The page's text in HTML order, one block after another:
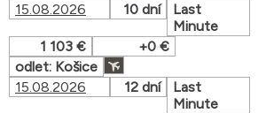
15.08.2026
10 dní
Last
Minute
1 103 €
+0 €
odlet: Košice
15.08.2026
12 dní
Last
Minute